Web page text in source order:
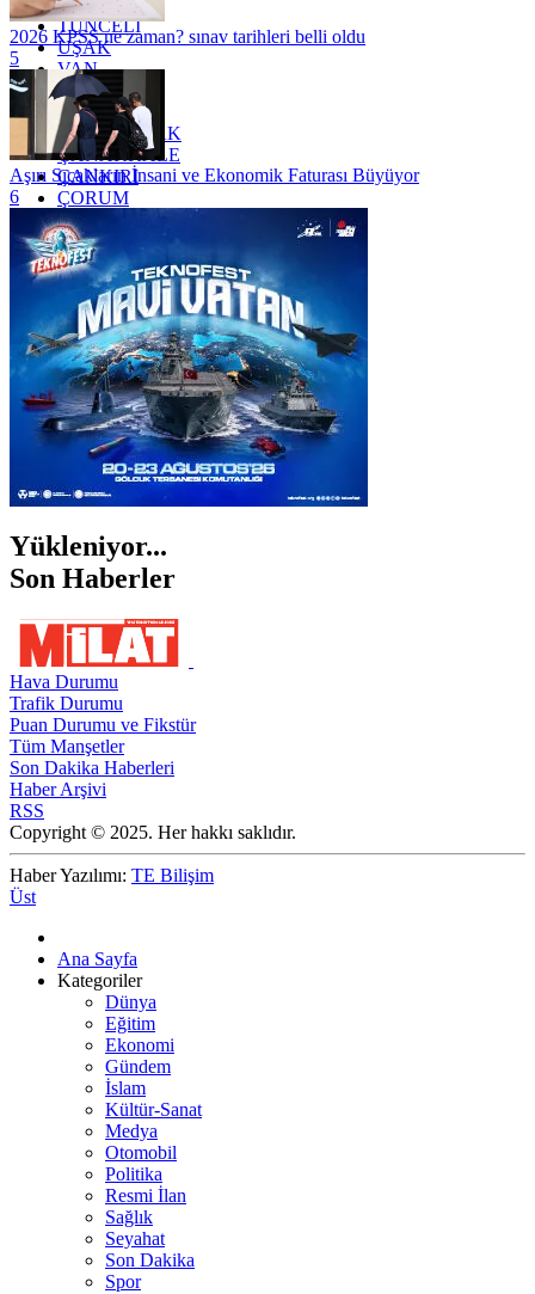
TRABZON
TUNCELİ
UŞAK
VAN
YALOVA
YOZGAT
ZONGULDAK
ÇANAKKALE
ÇANKIRI
ÇORUM
İSTANBUL
İZMİR
ŞANLIURFA
ŞIRNAK
2026 KPSS ne zaman? sınav tarihleri belli oldu
5
Aşırı Sıcakların İnsani ve Ekonomik Faturası Büyüyor
6
Yükleniyor...
Son Haberler
Hava Durumu
Trafik Durumu
Puan Durumu ve Fikstür
Tüm Manşetler
Son Dakika Haberleri
Haber Arşivi
RSS
Copyright © 2025. Her hakkı saklıdır.
Haber Yazılımı: TE Bilişim
Üst
Ana Sayfa
Kategoriler
Dünya
Eğitim
Ekonomi
Gündem
İslam
Kültür-Sanat
Medya
Otomobil
Politika
Resmi İlan
Sağlık
Seyahat
Son Dakika
Spor